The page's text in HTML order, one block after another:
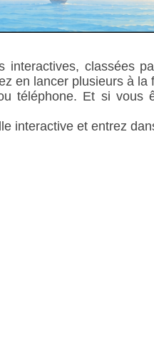
interactives, classées
en lancer plusieurs à
téléphone. Et si vous
interactive et entrez